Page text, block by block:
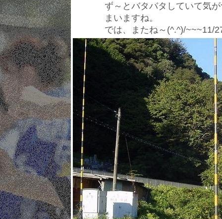
ず～とバタバタしていて気
まいますね。
では、またね～(^.^)/~~~11/